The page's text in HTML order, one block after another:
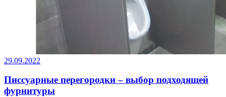
29.09.2022
Писсуарные перегородки – выбор подходящей
фурнитуры